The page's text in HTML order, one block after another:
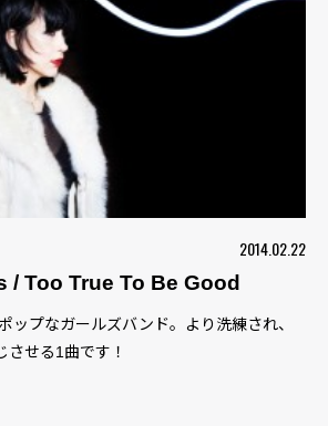
2014.02.22
/ Too True To Be Good
ップなガールズバンド。より洗練され、
せる1曲です！